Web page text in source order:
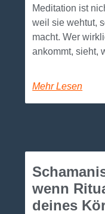
Meditation ist
weil sie wehtut,
macht. Wer
ankommt, sieht,
Mehr Lesen
wenn
deines